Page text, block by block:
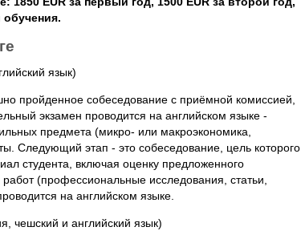
язык)
пройденное собеседование с приёмной комиссией,
экзамен проводится на английском языке -
предмета (микро- или макроэкономика,
Следующий этап - это собеседование, цель которого
студента, включая оценку предложенного
(профессиональные исследования, статьи,
на английском языке.
чешский и английский язык)